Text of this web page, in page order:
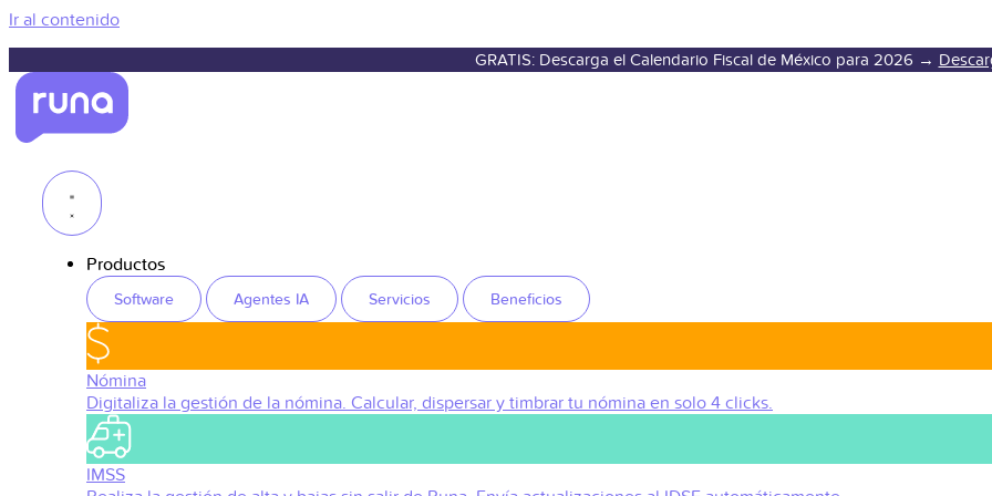
Ir al contenido
GRATIS: Descarga el Calendario Fiscal de México para 2026 →
Productos
Software Agentes IA Servicios Beneficios
Nómina
Digitaliza la gestión de la nómina. Calcular, dispersar y timbrar tu nómina en solo 4 clicks.
IMSS